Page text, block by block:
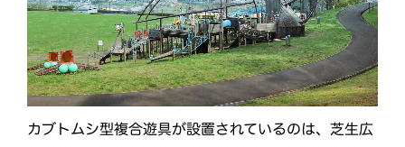
カブトムシ型複合遊具が設置されているのは、芝生広